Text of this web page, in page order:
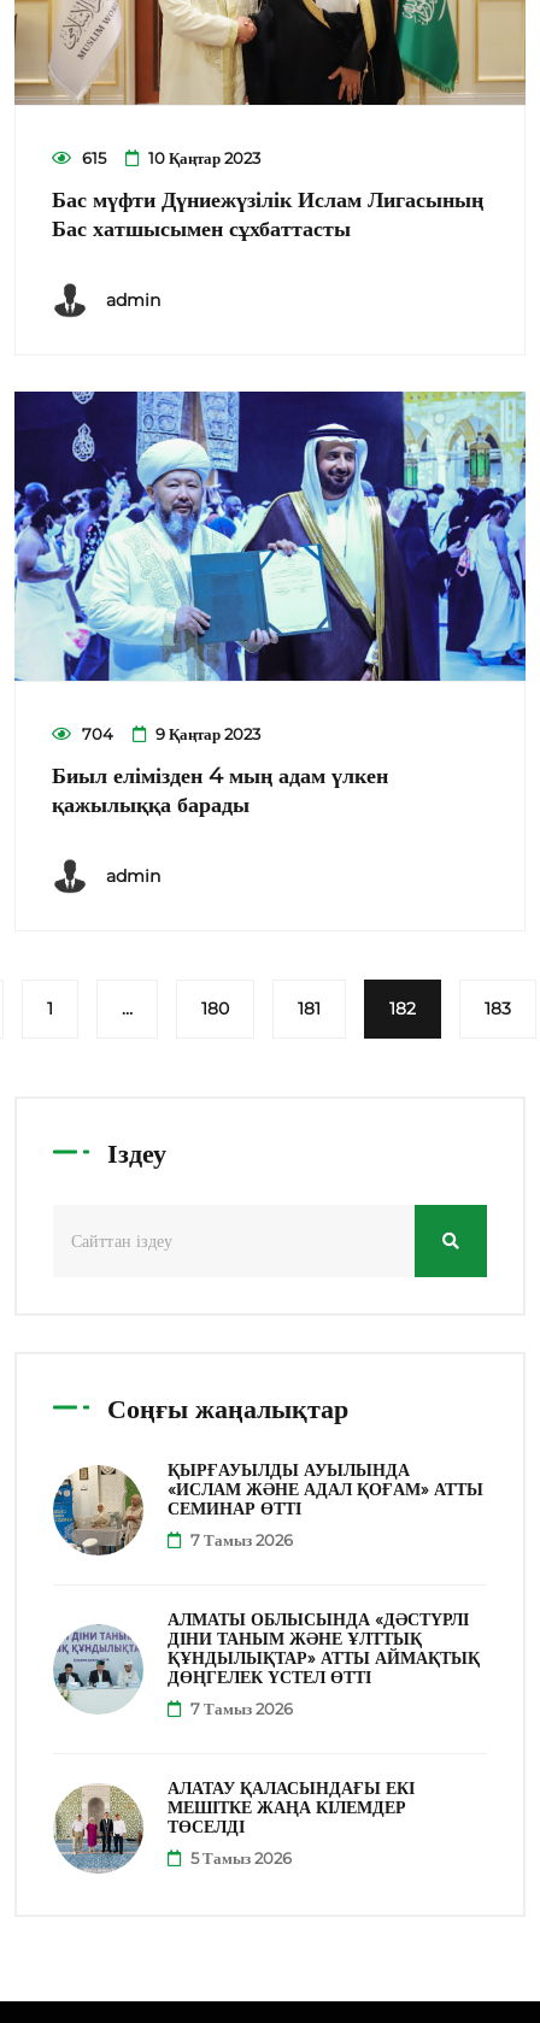
615 10 Қаңтар 2023
Бас мүфти Дүниежүзілік Ислам Лигасының
Бас хатшысымен сұхбаттасты
admin
704 9 Қаңтар 2023
Биыл елімізден 4 мың адам үлкен
қажылыққа барады
admin
1 … 180 181 182 183
Іздеу
Соңғы жаңалықтар
ҚЫРҒАУЫЛДЫ АУЫЛЫНДА
«ИСЛАМ ЖӘНЕ АДАЛ ҚОҒАМ» АТТЫ
СЕМИНАР ӨТТІ
7 Тамыз 2026
АЛМАТЫ ОБЛЫСЫНДА «ДӘСТҮРЛІ
ДІНИ ТАНЫМ ЖӘНЕ ҰЛТТЫҚ
ҚҰНДЫЛЫҚТАР» АТТЫ АЙМАҚТЫҚ
ДӨҢГЕЛЕК ҮСТЕЛ ӨТТІ
7 Тамыз 2026
АЛАТАУ ҚАЛАСЫНДАҒЫ ЕКІ
МЕШІТКЕ ЖАҢА КІЛЕМДЕР
ТӨСЕЛДІ
5 Тамыз 2026